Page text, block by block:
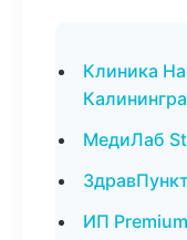
Клиника
МедиЛаб
ИП